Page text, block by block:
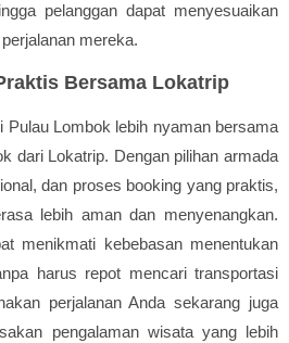
pelanggan dapat menyesuaikan
mereka.
Bersama Lokatrip
Pulau Lombok lebih nyaman bersama
dari Lokatrip. Dengan pilihan armada
dan proses booking yang praktis,
lebih aman dan menyenangkan.
menikmati kebebasan menentukan
harus repot mencari transportasi
perjalanan Anda sekarang juga
pengalaman wisata yang lebih